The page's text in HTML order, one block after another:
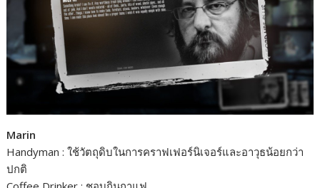
Marin
Handyman : ใช้วัตถุดิบในการคราฟเฟอร์นิเจอร์และอาวุธน้อยกว่า
ปกติ